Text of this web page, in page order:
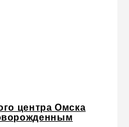
центра Омска